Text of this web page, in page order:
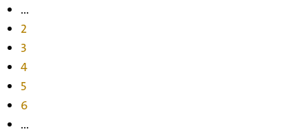
...
2
3
4
5
6
...